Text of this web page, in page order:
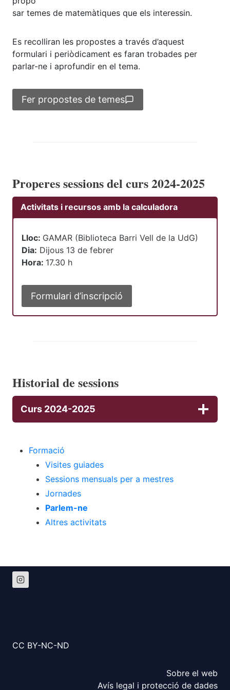
sar temes de matemàtiques que els interessin.
Es recolliran les propostes a través d’aquest
formulari i periòdicament es faran trobades per
parlar-ne i aprofundir en el tema.
Fer propostes de temes
Properes sessions del curs 2024-2025
Activitats i recursos amb la calculadora
Lloc: GAMAR (Biblioteca Barri Vell de la UdG)
Dia: Dijous 13 de febrer
Hora: 17.30 h
Formulari d’inscripció
Historial de sessions
Curs 2024-2025
Formació
Visites guiades
Sessions mensuals per a mestres
Jornades
Parlem-ne
Altres activitats
CC BY-NC-ND
Sobre el web
Avís legal i protecció de dades